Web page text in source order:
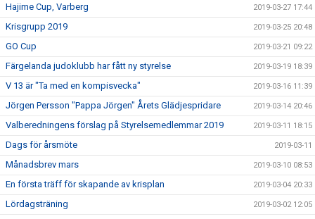
Hajime Cup, Varberg 2019-03-27 17:44
Krisgrupp 2019 2019-03-25 20:48
GO Cup 2019-03-21 09:22
Färgelanda judoklubb har fått ny styrelse 2019-03-19 18:39
V 13 är "Ta med en kompisvecka" 2019-03-16 11:39
Jörgen Persson "Pappa Jörgen" Årets Glädjespridare 2019-03-14 20:46
Valberedningens förslag på Styrelsemedlemmar 2019 2019-03-11 18:15
Dags för årsmöte 2019-03-11
Månadsbrev mars 2019-03-10 08:53
En första träff för skapande av krisplan 2019-03-04 20:33
Lördagsträning 2019-03-02 12:05